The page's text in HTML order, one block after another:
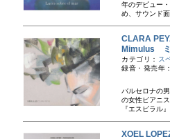
年のデビュー
め、サウンド
CLARA
Mimulus
カテゴリ： ス
録音・発売年
バルセロナの
の女性ピアニ
『エスピラル
XOEL